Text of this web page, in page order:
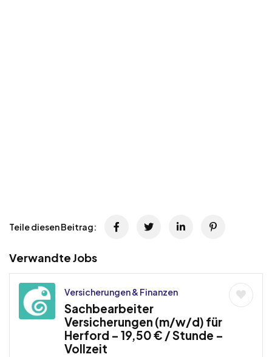
Teile diesen Beitrag:
Verwandte Jobs
Versicherungen & Finanzen
Sachbearbeiter
Versicherungen (m/w/d) für
Herford – 19,50 € / Stunde –
Vollzeit